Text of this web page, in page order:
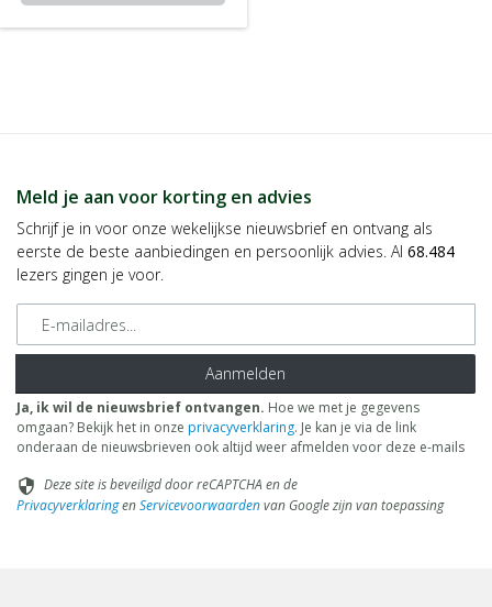
Meld je aan voor korting en advies
Schrijf je in voor onze wekelijkse nieuwsbrief en ontvang als
eerste de beste aanbiedingen en persoonlijk advies. Al 68.484
lezers gingen je voor.
E-mailadres
Aanmelden
Ja, ik wil de nieuwsbrief ontvangen. Hoe we met je gegevens
omgaan? Bekijk het in onze privacyverklaring. Je kan je via de link
onderaan de nieuwsbrieven ook altijd weer afmelden voor deze e-mails
security Deze site is beveiligd door reCAPTCHA en de
PrivacyverklaringenServicevoorwaardenvan Google zijn van toepassing